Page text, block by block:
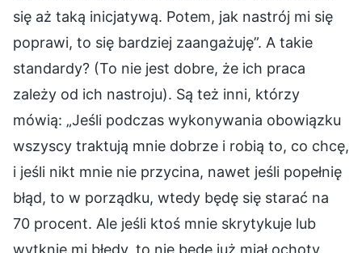
się aż taką inicjatywą. Potem, jak nastrój mi się
poprawi, to się bardziej zaangażuję”. A takie
standardy? (To nie jest dobre, że ich praca
zależy od ich nastroju). Są też inni, którzy
mówią: „Jeśli podczas wykonywania obowiązku
wszyscy traktują mnie dobrze i robią to, co chcę,
i jeśli nikt mnie nie przycina, nawet jeśli popełnię
błąd, to w porządku, wtedy będę się starać na
70 procent. Ale jeśli ktoś mnie skrytykuje lub
wytknie mi błędy, to nie będę już miał ochoty